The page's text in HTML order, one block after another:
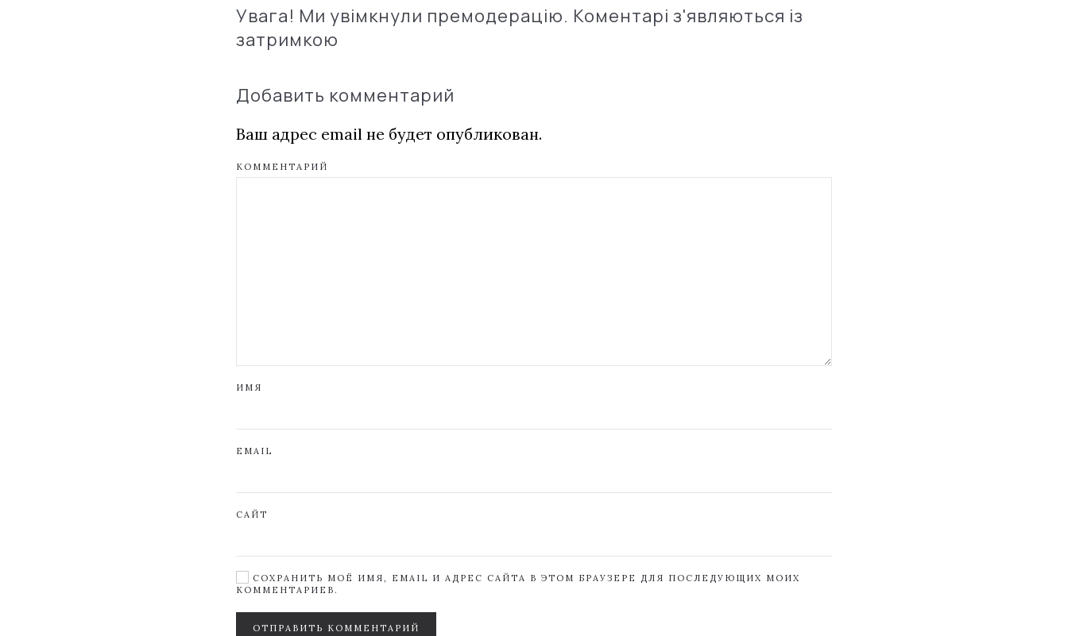
Увага! Ми увімкнули премодерацію. Коментарі з'являються із
затримкою
Добавить комментарий
Ваш адрес email не будет опубликован.
КОММЕНТАРИЙ
ИМЯ
EMAIL
САЙТ
СОХРАНИТЬ МОЁ ИМЯ, EMAIL И АДРЕС САЙТА В ЭТОМ БРАУЗЕРЕ ДЛЯ ПОСЛЕДУЮЩИХ МОИХ
КОММЕНТАРИЕВ.
ОТПРАВИТЬ КОММЕНТАРИЙ